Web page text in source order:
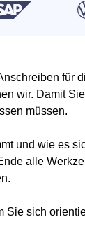
für
wir. Damit Sie
müssen.
und wie es
alle
Sie sich